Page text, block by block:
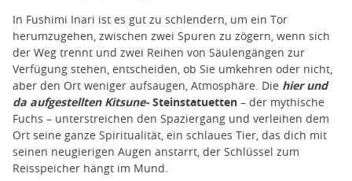
In Fushimi Inari ist es gut zu schlendern, um ein Tor
herumzugehen, zwischen zwei Spuren zu zögern, wenn sich
der Weg trennt und zwei Reihen von Säulengängen zur
Verfügung stehen, entscheiden, ob Sie umkehren oder nicht,
aber den Ort weniger aufsaugen, Atmosphäre. Die hier und
da aufgestellten Kitsune-Steinstatuetten – der mythische
Fuchs – unterstreichen den Spaziergang und verleihen dem
Ort seine ganze Spiritualität, ein schlaues Tier, das dich mit
seinen neugierigen Augen anstarrt, der Schlüssel zum
Reisspeicher hängt im Mund.